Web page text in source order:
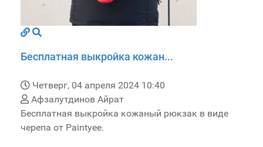
Бесплатная выкройка кожан...
Четверг, 04 апреля 2024 10:40
Афзалутдинов Айрат
Бесплатная выкройка кожаный рюкзак в виде
черепа от Paintyee.